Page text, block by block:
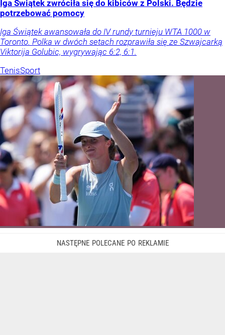
Iga Świątek zwróciła się do kibiców z Polski. Będzie
potrzebować pomocy
Iga Świątek awansowała do IV rundy turnieju WTA 1000 w
Toronto. Polka w dwóch setach rozprawiła się ze Szwajcarką
Viktorija Golubic, wygrywając 6:2, 6:1.
TenisSport